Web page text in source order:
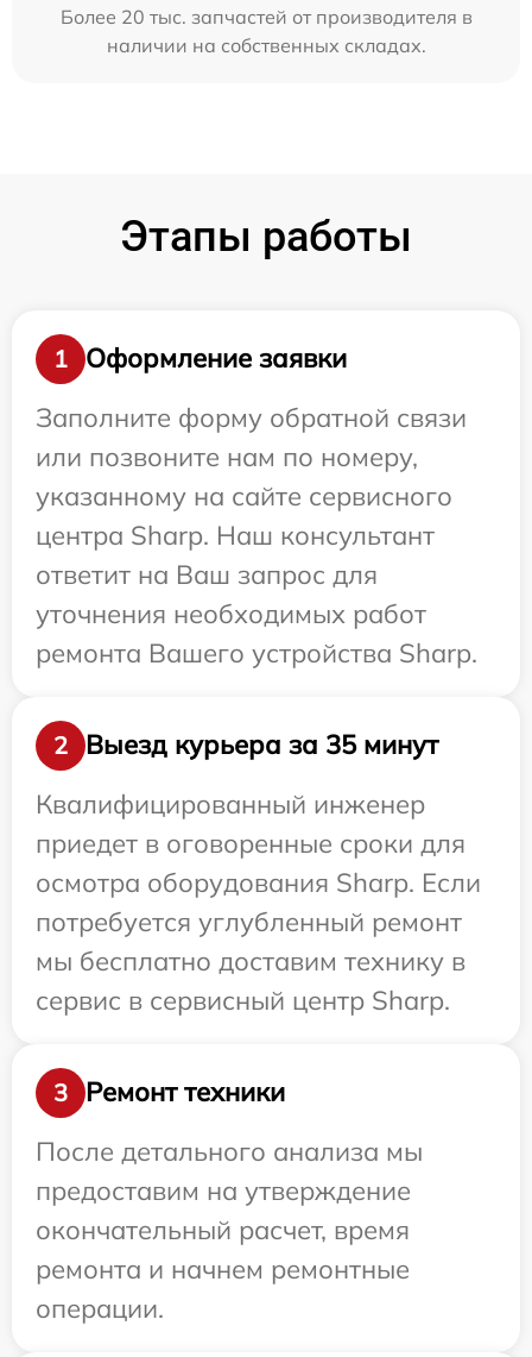
Более 20 тыс. запчастей от производителя в
наличии на собственных складах.
Этапы работы
1
Оформление заявки
Заполните форму обратной связи
или позвоните нам по номеру,
указанному на сайте сервисного
центра Sharp. Наш консультант
ответит на Ваш запрос для
уточнения необходимых работ
ремонта Вашего устройства Sharp.
2
Выезд курьера за 35 минут
Квалифицированный инженер
приедет в оговоренные сроки для
осмотра оборудования Sharp. Если
потребуется углубленный ремонт
мы бесплатно доставим технику в
сервис в сервисный центр Sharp.
3
Ремонт техники
После детального анализа мы
предоставим на утверждение
окончательный расчет, время
ремонта и начнем ремонтные
операции.